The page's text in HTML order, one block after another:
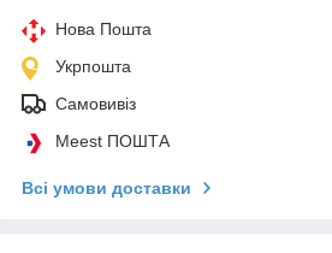
Нова Пошта
Укрпошта
Самовивіз
Meest ПОШТА
Всі умови доставки